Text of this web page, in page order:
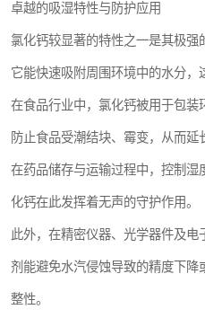
卓越的吸湿特性与防护应用
氯化钙较显著的特性之一是其极强
它能快速吸附周围环境中的水分，
在食品行业中，氯化钙被用于包装
防止食品受潮结块、霉变，从而延
在药品储存与运输过程中，控制
化钙在此发挥着无声的守护作用。
此外，在精密仪器、光学器件及
剂能避免水汽侵蚀导致的精度下
整性。